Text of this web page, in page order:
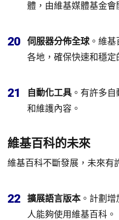
體，由維基媒體基金會
20 伺服器分佈全球 。維
各地，確保快速和穩定
21 自動化工具 。有許多
和維護內容。
維基百科的未來
維基百科不斷發展，未來有
22 擴展語言版本 。計劃
人能夠使用維基百科。